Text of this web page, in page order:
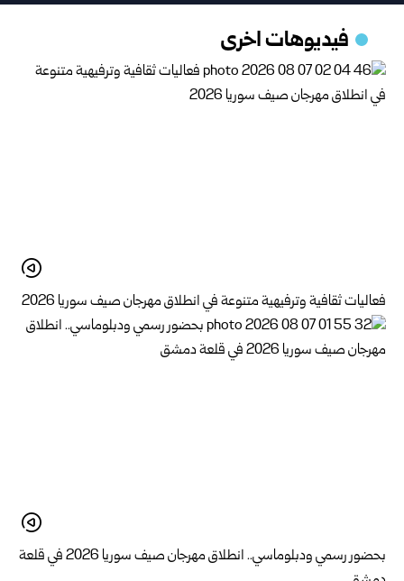
فيديوهات اخرى
فعاليات ثقافية وترفيهية متنوعة في انطلاق مهرجان صيف سوريا 2026
بحضور رسمي ودبلوماسي.. انطلاق مهرجان صيف سوريا 2026 في قلعة